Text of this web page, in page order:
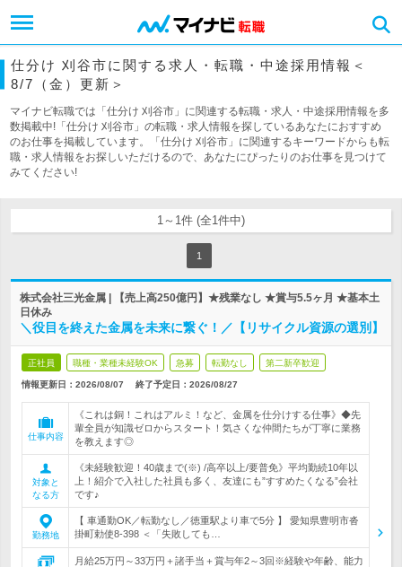
仕分け 刈谷市に関する求人・転職・中途採用情報＜
8/7（金）更新＞
マイナビ転職では「仕分け 刈谷市」に関連する転職・求人・中途採用情報を多
数掲載中!「仕分け 刈谷市」の転職・求人情報を探しているあなたにおすすめ
のお仕事を掲載しています。「仕分け 刈谷市」に関連するキーワードからも転
職・求人情報をお探しいただけるので、あなたにぴったりのお仕事を見つけて
みてください!
1～1件 (全1件中)
1
株式会社三光金属 | 【売上高250億円】★残業なし ★賞与5.5ヶ月 ★基本土
日休み
＼役目を終えた金属を未来に繋ぐ！／【リサイクル資源の選別】
正社員 職種・業種未経験OK 急募 転勤なし 第二新卒歓迎
情報更新日：2026/08/07 終了予定日： 2026/08/27
仕事内容
《これは銅！これはアルミ！など、金属を仕分けする仕事》◆先
輩全員が知識ゼロからスタート！気さくな仲間たちが丁寧に業務
を教えます◎
対象と
なる方
《未経験歓迎！40歳まで(※) /高卒以上/要普免》平均勤続10年以
上！紹介で入社した社員も多く、友達にも”すすめたくなる”会社
です♪
勤務地
【 車通勤OK／転勤なし／徳重駅より車で5分 】 愛知県豊明市沓
掛町勅使8-398 ＜「失敗しても…
月給25万円～33万円＋諸手当＋賞与年2～3回※経験や年齢、能力